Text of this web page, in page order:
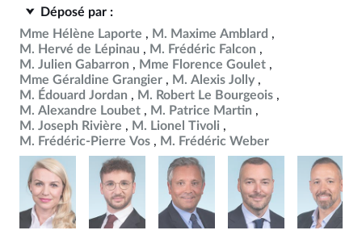
Déposé par :
Mme Hélène Laporte
M. Maxime Amblard
M. Hervé de Lépinau
M. Frédéric Falcon
M. Julien Gabarron
Mme Florence Goulet
Mme Géraldine Grangier
M. Alexis Jolly
M. Édouard Jordan
M. Robert Le Bourgeois
M. Alexandre Loubet
M. Patrice Martin
M. Joseph Rivière
M. Lionel Tivoli
M. Frédéric-Pierre Vos
M. Frédéric Weber